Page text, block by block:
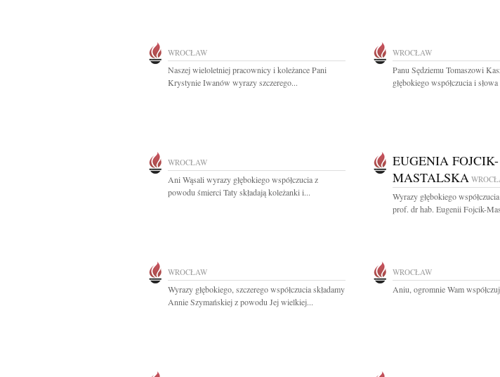
WROCŁAW
Naszej wieloletniej pracownicy i koleżance Pani
Krystynie Iwanów wyrazy szczerego...
WROCŁAW
Panu Sędziemu Tomaszowi
głębokiego współczucia i
WROCŁAW
Ani Wąsali wyrazy głębokiego współczucia z
powodu śmierci Taty składają koleżanki i...
EUGENIA FOJCIK-
MASTALSKA
Wyrazy głębokiego
prof. dr hab. Eugenii Fojcik-
WROCŁAW
Wyrazy głębokiego, szczerego współczucia składamy
Annie Szymańskiej z powodu Jej wielkiej...
WROCŁAW
Aniu, ogromnie Wam